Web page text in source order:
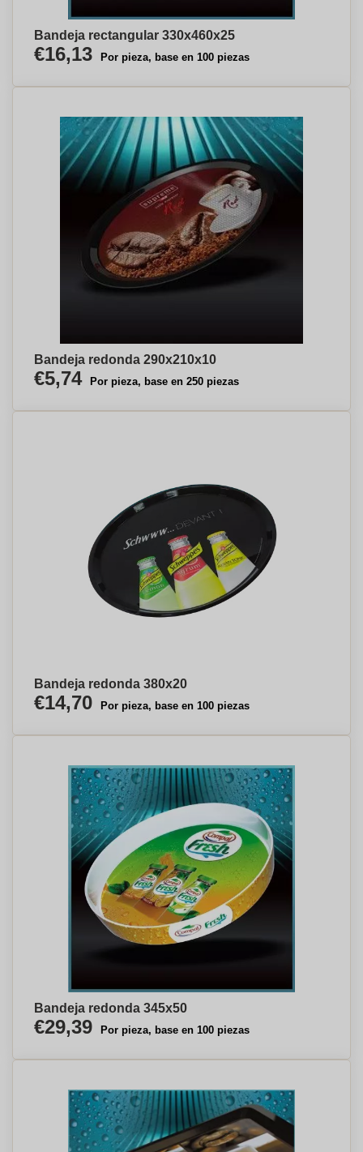
Bandeja rectangular 330x460x25
€16,13 Por pieza, base en 100 piezas
Bandeja redonda 290x210x10
€5,74 Por pieza, base en 250 piezas
Bandeja redonda 380x20
€14,70 Por pieza, base en 100 piezas
Bandeja redonda 345x50
€29,39 Por pieza, base en 100 piezas